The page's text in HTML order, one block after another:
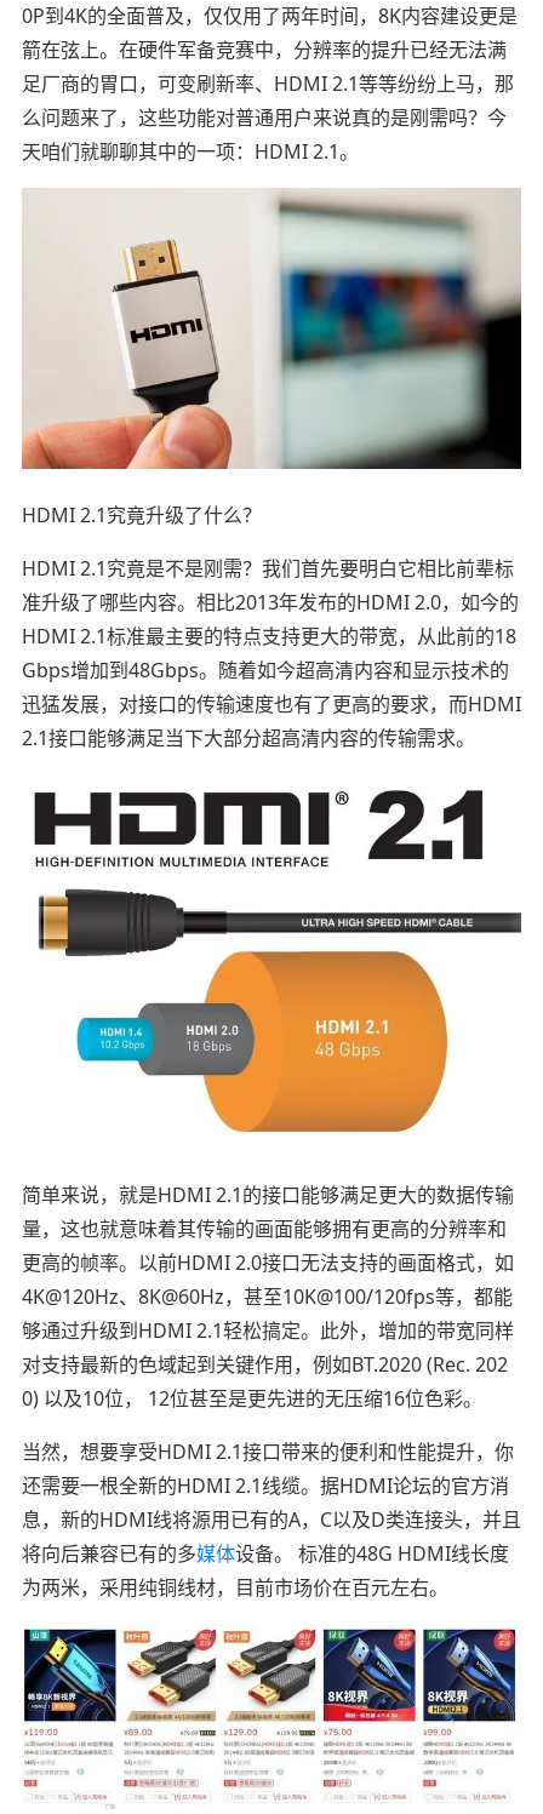
0P到4K的全面普及，仅仅用了两年时间，8K内容建设更是
箭在弦上。在硬件军备竞赛中，分辨率的提升已经无法满
足厂商的胃口，可变刷新率、HDMI 2.1等等纷纷上马，那
么问题来了，这些功能对普通用户来说真的是刚需吗？今
天咱们就聊聊其中的一项：HDMI 2.1。
HDMI 2.1究竟升级了什么？
HDMI 2.1究竟是不是刚需？我们首先要明白它相比前辈标
准升级了哪些内容。相比2013年发布的HDMI 2.0，如今的
HDMI 2.1标准最主要的特点支持更大的带宽，从此前的18
Gbps增加到48Gbps。随着如今超高清内容和显示技术的
迅猛发展，对接口的传输速度也有了更高的要求，而HDMI
2.1接口能够满足当下大部分超高清内容的传输需求。
简单来说，就是HDMI 2.1的接口能够满足更大的数据传输
量，这也就意味着其传输的画面能够拥有更高的分辨率和
更高的帧率。以前HDMI 2.0接口无法支持的画面格式，如
4K@120Hz、8K@60Hz，甚至10K@100/120fps等，都能
够通过升级到HDMI 2.1轻松搞定。此外，增加的带宽同样
对支持最新的色域起到关键作用，例如BT.2020 (Rec. 202
0) 以及10位， 12位甚至是更先进的无压缩16位色彩。
当然，想要享受HDMI 2.1接口带来的便利和性能提升，你
还需要一根全新的HDMI 2.1线缆。据HDMI论坛的官方消
息，新的HDMI线将源用已有的A，C以及D类连接头，并且
将向后兼容已有的多媒体设备。 标准的48G HDMI线长度
为两米，采用纯铜线材，目前市场价在百元左右。